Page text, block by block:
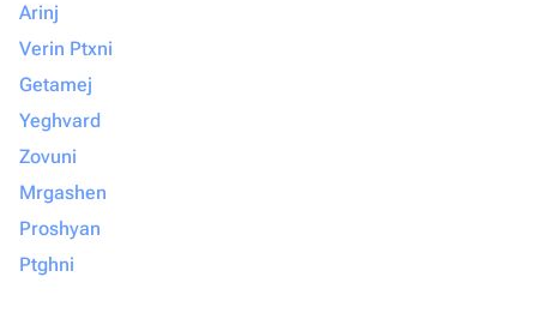
Arinj
Verin Ptxni
Getamej
Yeghvard
Zovuni
Mrgashen
Proshyan
Ptghni